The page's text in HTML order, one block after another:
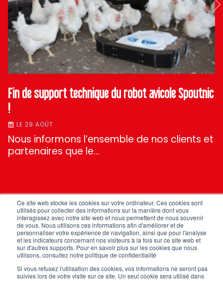
Ce site web stocke les cookies sur votre ordinateur. Ces cookies sont
utilisés pour collecter des informations sur la manière dont vous
interagissez avec notre site web et nous permettent de nous souvenir
de vous. Nous utilisons ces informations afin d'améliorer et de
personnaliser votre expérience de navigation, ainsi que pour l'analyse
et les indicateurs concernant nos visiteurs à la fois sur ce site web et
sur d'autres supports. Pour en savoir plus sur les cookies que nous
utilisons, consultez notre politique de confidentialité
Si vous refusez l'utilisation des cookies, vos informations ne seront pas
suivies lors de votre visite sur ce site. Un seul cookie sera utilisé dans
Fin de support technique du robot avicole Spoutnic
!
LE 29 AOÛT
Nous informons l’ensemble de nos clients et
partenaires que le…
TOUTES NOS ACTUS